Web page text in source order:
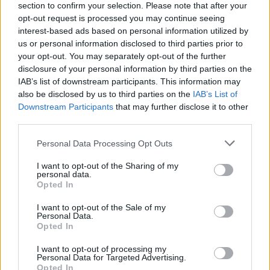
section to confirm your selection. Please note that after your
opt-out request is processed you may continue seeing
interest-based ads based on personal information utilized by
us or personal information disclosed to third parties prior to
your opt-out. You may separately opt-out of the further
disclosure of your personal information by third parties on the
IAB’s list of downstream participants. This information may
also be disclosed by us to third parties on the IAB’s List of
Downstream Participants that may further disclose it to other
Please note that this website/app uses one or more Google
not limited to your visit or usage behaviour. You may click to
grant or deny consent to Google and its third-party tags to
use your data for below specified purposes in below Google
consent section.
Personal Data Processing Opt Outs
I want to opt-out of the Sharing of my
personal data.
Opted In
I want to opt-out of the Sale of my
Personal Data.
Opted In
I want to opt-out of processing my
Personal Data for Targeted Advertising.
Opted In
MAECI / ICE. (2026). InfoMercatiEsteri – Scheda
Paese: Ungheria (aggiornato maggio 2026). Roma:
Ministero degli Affari Esteri e della Cooperazione
Internazionale / Agenzia ICE. Info Mercati esteri
Magyar Nemzeti Bank (MNB). (2026). Zahlungsbilanz
und Auslandsvermögensstatus. Budapest: MNB.
https://www.mnb.hu/en/statistics/statistical-data-and-
information/statistical-data/external-sector-statistics
Nationales Amt für Forschung, Entwicklung und
Innovation (NKFIH). (2021). Die Forschungs-,
Entwicklungs- und Innovationsstrategie Ungarns
(2021-2030). Budapest: NKFIH.
innovation-strategy
Policies (2025), Country Health Profile 2025: Ungarn.
State of Health in the EU, OECD Publishing, Paris/
Europäisches Observatorium für Gesundheitssysteme
final-web.pdf
Parlamento Europeo. (2025, novembre). Verstöße
gegen die Werte der EU: Wie die EU handeln kann.
Werte der EU: Wie die EU handeln kann (Infografik) |
Themen | Europäisches Parlament